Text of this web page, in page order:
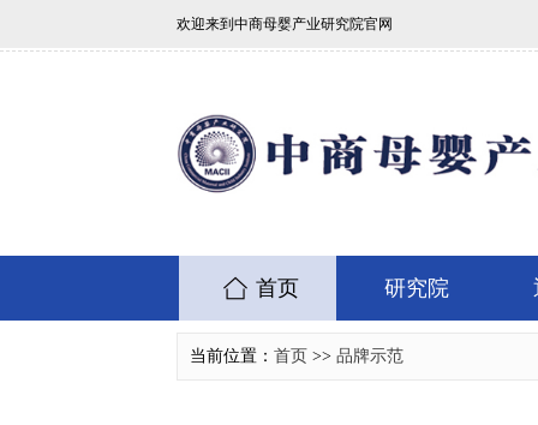
欢迎来到中商母婴产业研究院官网
首页 研究院
当前位置： 首页 >> 品牌示范